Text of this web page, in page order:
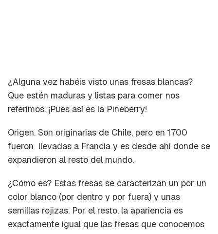
¿Alguna vez habéis visto unas fresas blancas?
Que estén maduras y listas para comer nos
referimos. ¡Pues así es la Pineberry!
Origen. Son originarias de Chile, pero en 1700
fueron llevadas a Francia y es desde ahí donde se
expandieron al resto del mundo.
¿Cómo es? Estas fresas se caracterizan un por un
color blanco (por dentro y por fuera) y unas
semillas rojizas. Por el resto, la apariencia es
exactamente igual que las fresas que conocemos